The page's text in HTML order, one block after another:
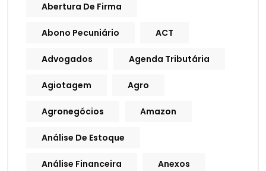
Abertura De Firma
Abono Pecuniário ACT
Advogados Agenda Tributária
Agiotagem Agro
Agronegócios Amazon
Análise De Estoque
Análise Financeira Anexos